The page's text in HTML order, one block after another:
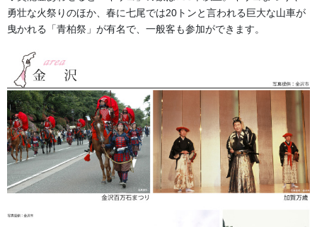
H25-82 生地 本麻
・家紋入になります。
・身長、ウエストをご指定下さい。
・袴はすべて馬乗り（襠付）式です。
・行燈（スカート）式も可能です。
・地域により祭礼、仏事用が逆になる所もあります。
勇壮な火祭りのほか、春に七尾では20トンと言われる巨大な山車が
曳かれる「青柏祭」が有名で、一般客も参加ができます。